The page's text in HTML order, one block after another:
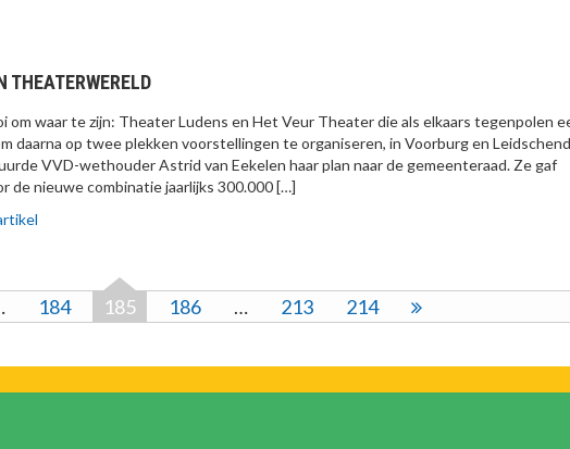
THEATERWERELD
om waar te zijn: Theater Ludens en Het Veur Theater die als elkaars tegenpolen
daarna op twee plekken voorstellingen te organiseren, in Voorburg en
VVD-wethouder Astrid van Eekelen haar plan naar de gemeenteraad. Ze gaf
de nieuwe combinatie jaarlijks 300.000 […]
184 185 186 … 213 214